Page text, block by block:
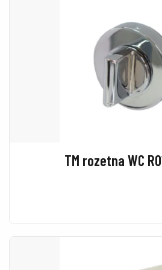
TM rozetna WC